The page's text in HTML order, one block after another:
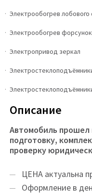
Электрообогрев лобового
Электрообогрев
Электропривод зеркал
Описание
Автомобиль
подготовку,
проверку
ЦEНA актуальна
Оформление в